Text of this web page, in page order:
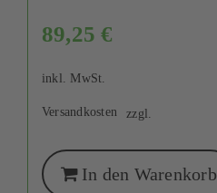
89,25€
inkl. MwSt.
zzgl.
Versandkosten
In den Warenkorb